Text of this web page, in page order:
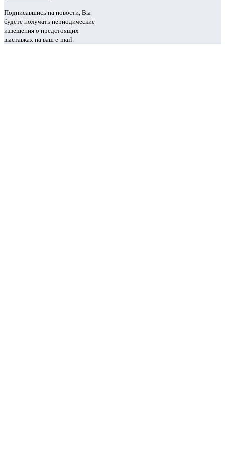
Подписавшись на новости, Вы
будете получать периодические
извещения о предстоящих
выставках на ваш e-mail.